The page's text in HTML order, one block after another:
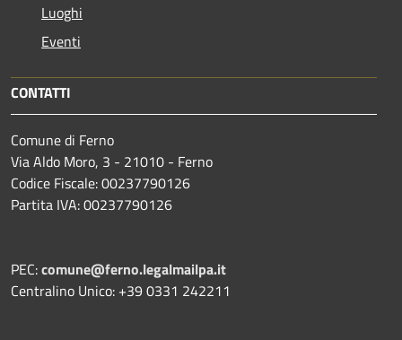
Luoghi
Eventi
CONTATTI
Comune di Ferno
Via Aldo Moro, 3 - 21010 - Ferno
Codice Fiscale: 00237790126
Partita IVA: 00237790126
PEC:comune@ferno.legalmailpa.it
Centralino Unico: +39 0331 242211